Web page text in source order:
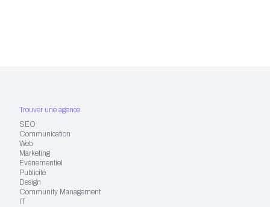
Trouver une agence
SEO
Communication
Web
Marketing
Événementiel
Publicité
Design
Community Management
IT